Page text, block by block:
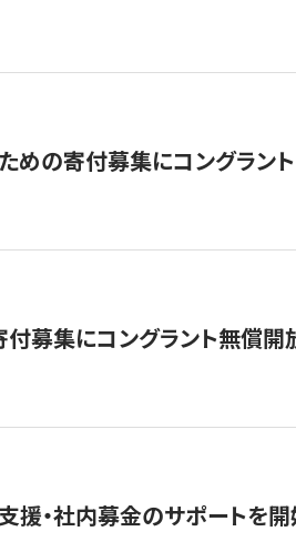
めの寄付募集にコングラント
募集にコングラント無償開
・社内募金のサポートを開